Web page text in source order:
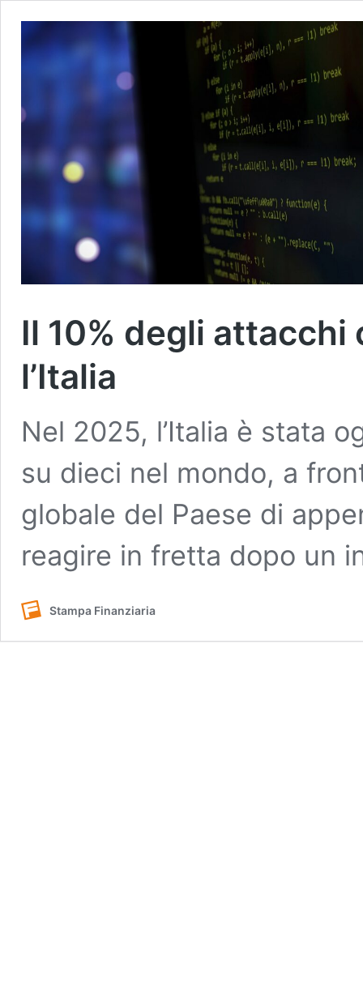
Il 10% degli
l’Italia
Nel 2025, l’Italia è stata
su dieci nel mondo, a
globale del Paese di
reagire in fretta dopo un
Stampa Finanziaria